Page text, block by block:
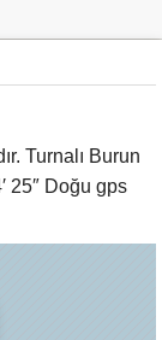
Turnalı Burun
25″ Doğu gps